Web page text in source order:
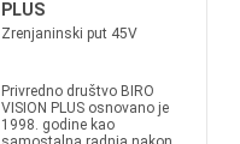
PLUS
Zrenjaninski put 45V
Privredno društvo BIRO
VISION PLUS osnovano je
1998. godine kao